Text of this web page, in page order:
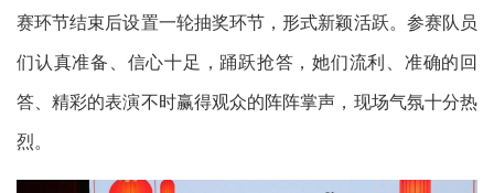
赛环节结束后设置一轮抽奖环节，形式新颖活跃。参赛队员
们认真准备、信心十足，踊跃抢答，她们流利、准确的回
答、精彩的表演不时赢得观众的阵阵掌声，现场气氛十分热
烈。